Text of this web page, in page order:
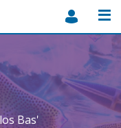
Bas'